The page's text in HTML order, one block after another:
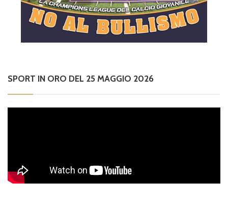
SPORT IN ORO DEL 25 MAGGIO 2026